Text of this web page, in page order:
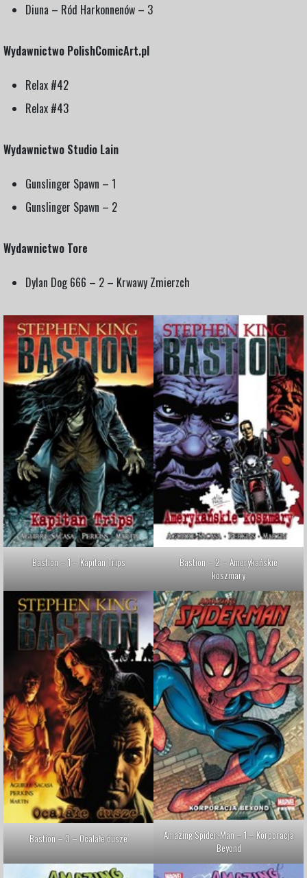
Diuna – Ród Harkonnenów – 3
Wydawnictwo PolishComicArt.pl
Relax #42
Relax #43
Wydawnictwo Studio Lain
Gunslinger Spawn – 1
Gunslinger Spawn – 2
Wydawnictwo Tore
Dylan Dog 666 – 2 – Krwawy Zmierzch
Bastion – 1 – Kapitan Trips
Bastion – 2 – Amerykańskie
koszmary
Bastion – 3 – Ocalałe dusze
Amazing Spider-Man – 1 – Korporacja
Beyond